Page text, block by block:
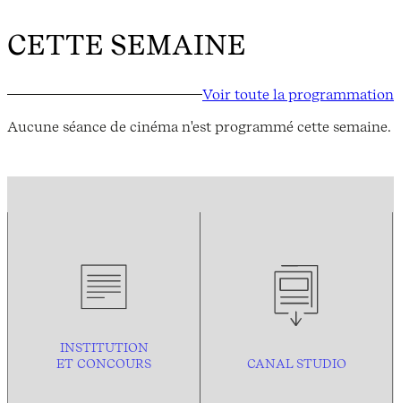
CETTE SEMAINE
Voir toute la programmation
Aucune séance de cinéma n'est programmé cette semaine.
INSTITUTION
ET CONCOURS
CANAL STUDIO